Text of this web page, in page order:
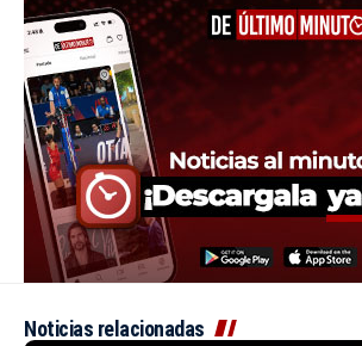
Noticias relacionadas